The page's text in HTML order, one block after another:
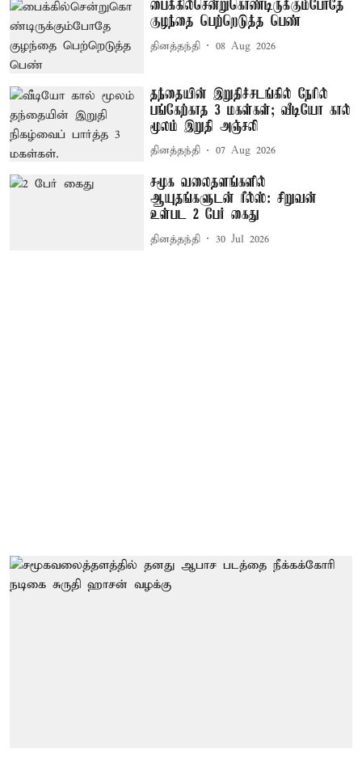
பைக்கில்சென்றுகொண்டிருக்கும்போதே
குழந்தை பெற்றெடுத்த பெண்
தினத்தந்தி 08 Aug 2026
தந்தையின் இறுதிச்சடங்கில் நேரில்
பங்கேற்காத 3 மகள்கள்; வீடியோ கால்
மூலம் இறுதி அஞ்சலி
தினத்தந்தி 07 Aug 2026
சமூக வலைதளங்களில்
ஆயுதங்களுடன் ரீல்ஸ்: சிறுவன்
உள்பட 2 பேர் கைது
தினத்தந்தி 30 Jul 2026